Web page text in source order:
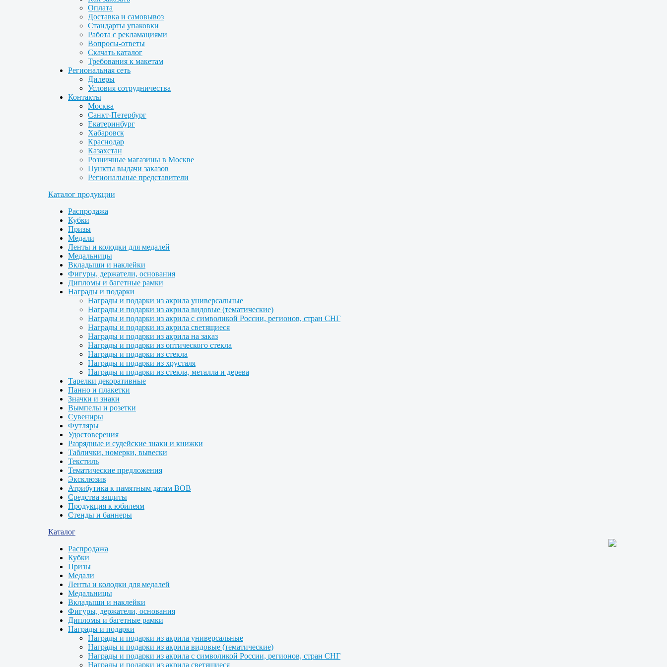
Оплата
Доставка и самовывоз
Стандарты упаковки
Работа с рекламациями
Вопросы-ответы
Скачать каталог
Требования к макетам
Региональная сеть
Дилеры
Условия сотрудничества
Контакты
Москва
Санкт-Петербург
Екатеринбург
Хабаровск
Краснодар
Казахстан
Розничные магазины в Москве
Пункты выдачи заказов
Региональные представители
Каталог продукции
Распродажа
Кубки
Призы
Медали
Ленты и колодки для медалей
Медальницы
Вкладыши и наклейки
Фигуры, держатели, основания
Дипломы и багетные рамки
Награды и подарки
Награды и подарки из акрила универсальные
Награды и подарки из акрила видовые (тематические)
Награды и подарки из акрила с символикой России, регионов, стран СНГ
Награды и подарки из акрила светящиеся
Награды и подарки из акрила на заказ
Награды и подарки из оптического стекла
Награды и подарки из стекла
Награды и подарки из хрусталя
Награды и подарки из стекла, металла и дерева
Тарелки декоративные
Панно и плакетки
Значки и знаки
Вымпелы и розетки
Сувениры
Футляры
Удостоверения
Разрядные и судейские знаки и книжки
Таблички, номерки, вывески
Текстиль
Тематические предложения
Эксклюзив
Атрибутика к памятным датам ВОВ
Средства защиты
Продукция к юбилеям
Стенды и баннеры
Каталог
Распродажа
Кубки
Призы
Медали
Ленты и колодки для медалей
Медальницы
Вкладыши и наклейки
Фигуры, держатели, основания
Дипломы и багетные рамки
Награды и подарки
Награды и подарки из акрила универсальные
Награды и подарки из акрила видовые (тематические)
Награды и подарки из акрила с символикой России, регионов, стран СНГ
Награды и подарки из акрила светящиеся